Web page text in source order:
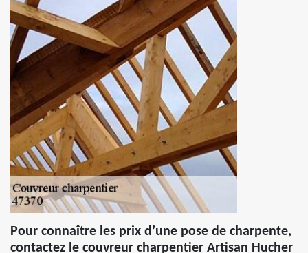
Pour connaître les prix d’une pose de charpente,
contactez le couvreur charpentier Artisan Hucher